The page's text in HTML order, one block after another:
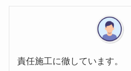
責任施工に徹しています。